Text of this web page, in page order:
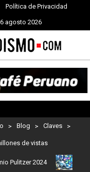
Política de Privacidad
agosto 2026
> Blog > Claves >
de vistas
2024